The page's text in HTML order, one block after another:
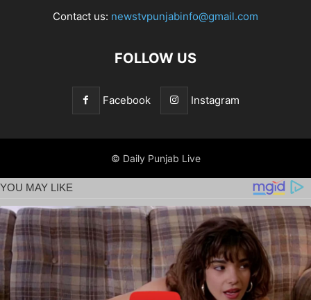
Contact us: newstvpunjabinfo@gmail.com
FOLLOW US
Facebook Instagram
© Daily Punjab Live